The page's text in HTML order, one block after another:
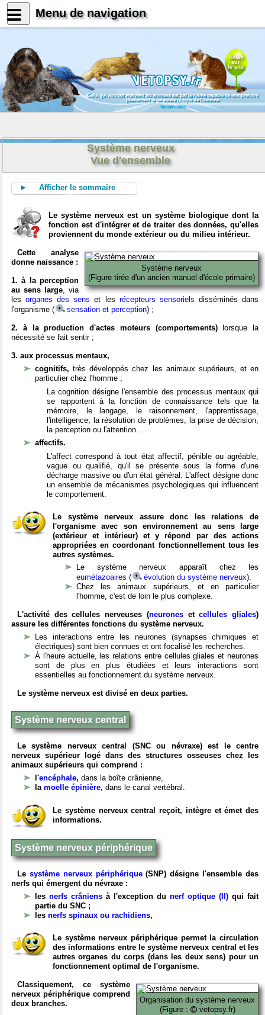
News
sur
le site
Celui qui connait vraiment les animaux est par là même capable de comprendre
pleinement le caractère unique de l'homme
Konrad Lorenz
Système nerveux
Vue d'ensemble
► Afficher le sommaire
Le système nerveux est un système biologique dont la
fonction est d'intégrer et de traiter des données, qu'elles
proviennent du monde extérieur ou du milieu intérieur.
Système nerveux
(Figure tirée d'un ancien manuel d'école primaire)
Cette analyse
donne naissance :
1. à la perception
au sens large, via
lesorganes des sens et les récepteurs sensoriels disséminés dans
l'organisme (
sensation et perception) ;
2. à la production d'actes moteurs (comportements)lorsque la
nécessité se fait sentir ;
3. aux processus mentaux,
cognitifs,très développés chez les animaux supérieurs, et en
particulier chez l'homme ;
La cognition désigne l'ensemble des processus mentaux qui
se rapportent à la fonction de connaissance tels que la
mémoire, le langage, le raisonnement, l'apprentissage,
l'intelligence, la résolution de problèmes, la prise de décision,
la perception ou l'attention…
affectifs.
L'affect correspond à tout état affectif, pénible ou agréable,
vague ou qualifié, qu'il se présente sous la forme d'une
décharge massive ou d'un état général. L'affect désigne donc
un ensemble de mécanismes psychologiques qui influencent
le comportement.
Le système nerveux assure donc les relations de
l'organisme avec son environnement au sens large
(extérieur et intérieur) et y répond par des actions
appropriées en coordonant fonctionnellement tous les
autres systèmes.
Le système nerveux apparaît chez les
eumétazoaires ( évolution du système nerveux).
Chez les animaux supérieurs, et en particulier
l'homme, c'est de loin le plus complexe.
L'activité des cellules nerveuses (neuronesetcellules gliales)
assure les différentes fonctions du système nerveux.
Les interactions entre les neurones (synapses chimiques et
électriques) sont bien connues et ont focalisé les recherches.
À l'heure actuelle, les relations entre cellules gliales et neurones
sont de plus en plus étudiées et leurs interactions sont
essentielles au fonctionnement du système nerveux.
Le système nerveux est divisé en deux parties.
Système nerveux central
Le système nerveux central (SNC ou névraxe) est le centre
nerveux supérieur logé dans des structures osseuses chez les
animaux supérieurs qui comprend :
l'encéphale, dans la boîte crânienne,
la moelle épinière, dans le canal vertébral.
Le système nerveux central reçoit, intègre et émet des
informations.
Système nerveux périphérique
Le système nerveux périphérique(SNP) désigne l'ensemble des
nerfs qui émergent du névraxe :
les nerfs crâniens à l'exception du nerf optique (II) qui fait
partie du SNC ;
les nerfs spinaux ou rachidiens,
Le système nerveux périphérique permet la circulation
des informations entre le système nerveux central et les
autres organes du corps (dans les deux sens) pour un
fonctionnement optimal de l'organisme.
Organisation du système nerveux
(Figure :
vetopsy.fr)
Classiquement, ce système
nerveux périphérique comprend
deux branches.
Menu de navigation